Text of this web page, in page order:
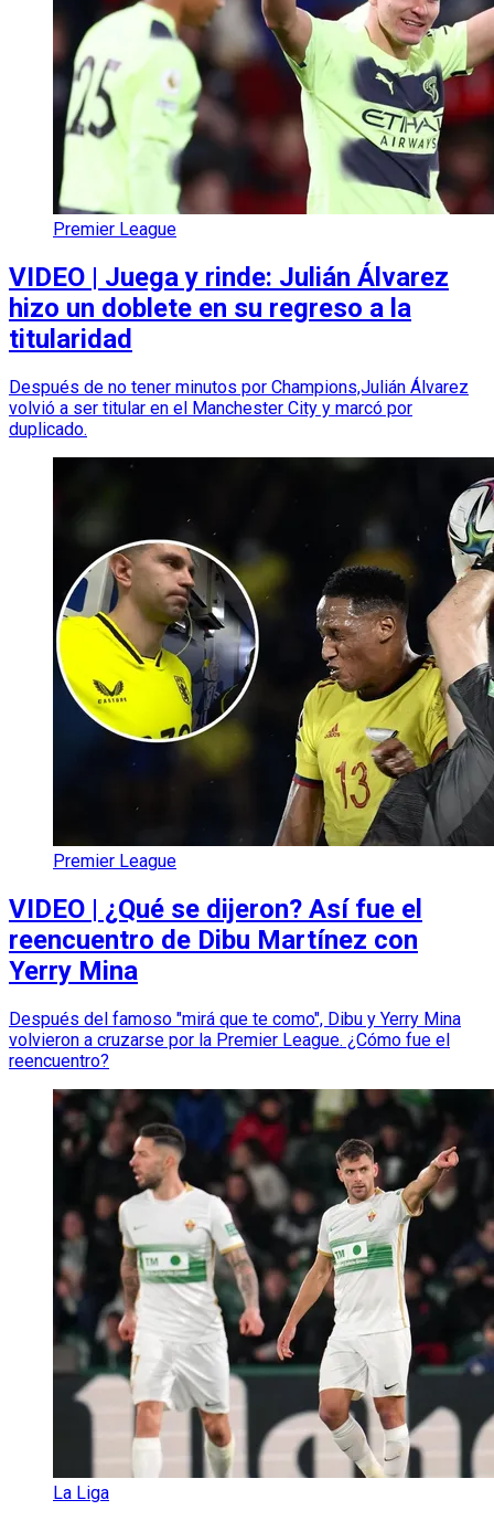
Premier League
VIDEO | Juega y rinde: Julián Álvarez
hizo un doblete en su regreso a la
titularidad
Después de no tener minutos por Champions,Julián Álvarez
volvió a ser titular en el Manchester City y marcó por
duplicado.
Premier League
VIDEO | ¿Qué se dijeron? Así fue el
reencuentro de Dibu Martínez con
Yerry Mina
Después del famoso "mirá que te como", Dibu y Yerry Mina
volvieron a cruzarse por la Premier League. ¿Cómo fue el
reencuentro?
La Liga